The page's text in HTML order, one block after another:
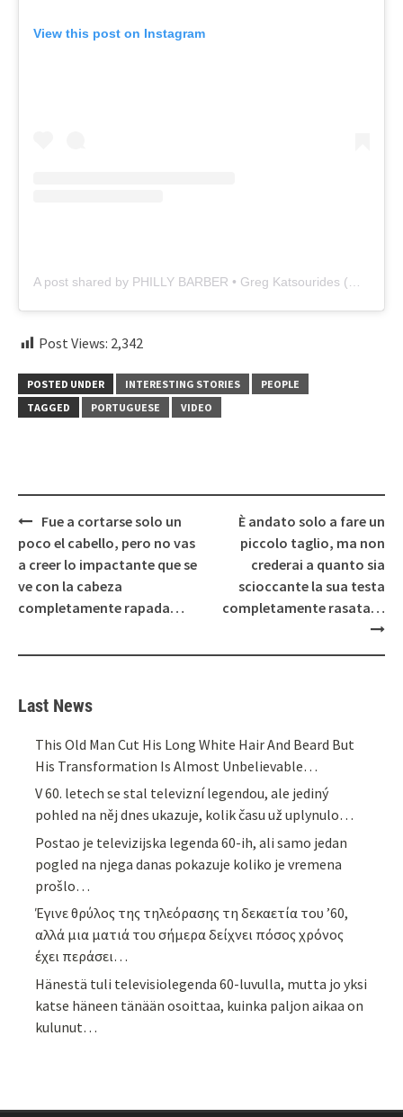
View this post on Instagram
Post Views: 2,342
POSTED UNDER INTERESTING STORIES
PEOPLE
TAGGED
PORTUGUESE VIDEO
Post
navigation
Fue a cortarse solo un
poco el cabello, pero no vas
a creer lo impactante que se
ve con la cabeza
completamente rapada…
È andato solo a fare un
piccolo taglio, ma non
crederai a quanto sia
scioccante la sua testa
completamente rasata…
Last News
This Old Man Cut His Long White Hair And Beard But
His Transformation Is Almost Unbelievable…
V 60. letech se stal televizní legendou, ale jediný
pohled na něj dnes ukazuje, kolik času už uplynulo…
Postao je televizijska legenda 60-ih, ali samo jedan
pogled na njega danas pokazuje koliko je vremena
prošlo…
Έγινε θρύλος της τηλεόρασης τη δεκαετία του ’60,
αλλά μια ματιά του σήμερα δείχνει πόσος χρόνος
έχει περάσει…
Hänestä tuli televisiolegenda 60-luvulla, mutta jo yksi
katse häneen tänään osoittaa, kuinka paljon aikaa on
kulunut…